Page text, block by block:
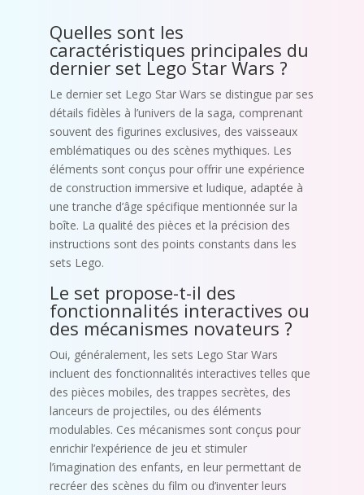
Quelles sont les
caractéristiques principales du
dernier set Lego Star Wars ?
Le dernier set Lego Star Wars se distingue par ses
détails fidèles à l’univers de la saga, comprenant
souvent des figurines exclusives, des vaisseaux
emblématiques ou des scènes mythiques. Les
éléments sont conçus pour offrir une expérience
de construction immersive et ludique, adaptée à
une tranche d’âge spécifique mentionnée sur la
boîte. La qualité des pièces et la précision des
instructions sont des points constants dans les
sets Lego.
Le set propose-t-il des
fonctionnalités interactives ou
des mécanismes novateurs ?
Oui, généralement, les sets Lego Star Wars
incluent des fonctionnalités interactives telles que
des pièces mobiles, des trappes secrètes, des
lanceurs de projectiles, ou des éléments
modulables. Ces mécanismes sont conçus pour
enrichir l’expérience de jeu et stimuler
l’imagination des enfants, en leur permettant de
recréer des scènes du film ou d’inventer leurs